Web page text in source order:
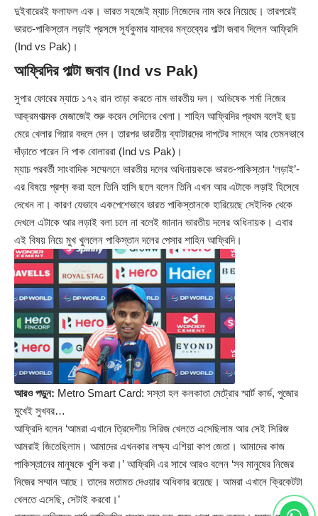
দুইবারেরই ফলাফল এক। ভারত সহজেই ম্যাচ নিজেদের নাম করে নিয়েছে। তারপরেই
ভারত-পাকিস্তান লড়াই প্রসঙ্গে সূর্যকুমার যাদবের মন্তব্যের পাল্টা জবাব দিলেন আফ্রিদি
(Ind vs Pak)।
আফ্রিদির পাল্টা জবাব (Ind vs Pak)
সুপার ফোরের ম্যাচে ১৭২ রান তাড়া করতে নাম ভারতীয় দল। অভিষেক শর্মা নিজের
আক্রমণাত্মক মেজাজেই শুরু করেন সেদিনের খেলা। শাহিন আফ্রিদির প্রথম বলেই ছয়
মেরে খেলার গিয়ার বদলে দেন। তারপর ভারতীয় ব্যাটারদের দাপটের সামনে আর তেমনভাবে
দাঁড়াতে পারেন নি পাক বোলাররা (Ind vs Pak)।
ম্যাচ পরবর্তী সাংবাদিক সম্মেলনে ভারতীয় দলের অধিনায়ককে ভারত-পাকিস্তান ‘লড়াই’-
এর বিষয়ে প্রশ্ন করা হলে তিনি হাসি ছলে বলেন তিনি এখন আর এটাকে লড়াই হিসেবে
দেখেন না। কারণ যেভাবে একপেশেভাবে ভারত পাকিস্তানকে হারিয়েছে সেইদিক থেকে
দেখলে এটাকে আর লড়াই বলা চলে না বলেই জানান ভারতীয় দলের অধিনায়ক। এবার
এই বিষয় নিয়ে মুখ খুললেন পাকিস্তান দলের পেসার শাহিন আফ্রিদি।
আরও পড়ুন: Metro Smart Card: সস্তা হল কলকাতা মেট্রোর স্মার্ট কার্ড, পুজোর
মুখেই সুখবর…
আফ্রিদি বলেন ‘আমরা এখানে ত্রিদেশীয় সিরিজ খেলতে এসেছিলাম আর সেই সিরিজ
আমরাই জিতেছিলাম। আমাদের এখনকার লক্ষ্য এশিয়া কাপ জেতা। আমাদের কাজ
পাকিস্তানের মানুষকে খুশি করা।’ আফ্রিদি এর সাথে আরও বলেন ‘সব মানুষের নিজের
নিজের সম্মান আছে। তাদের মতামত দেওয়ার অধিকার রয়েছে। আমরা এখানে ক্রিকেটটা
খেলতে এসেছি, সেটাই করবো।’